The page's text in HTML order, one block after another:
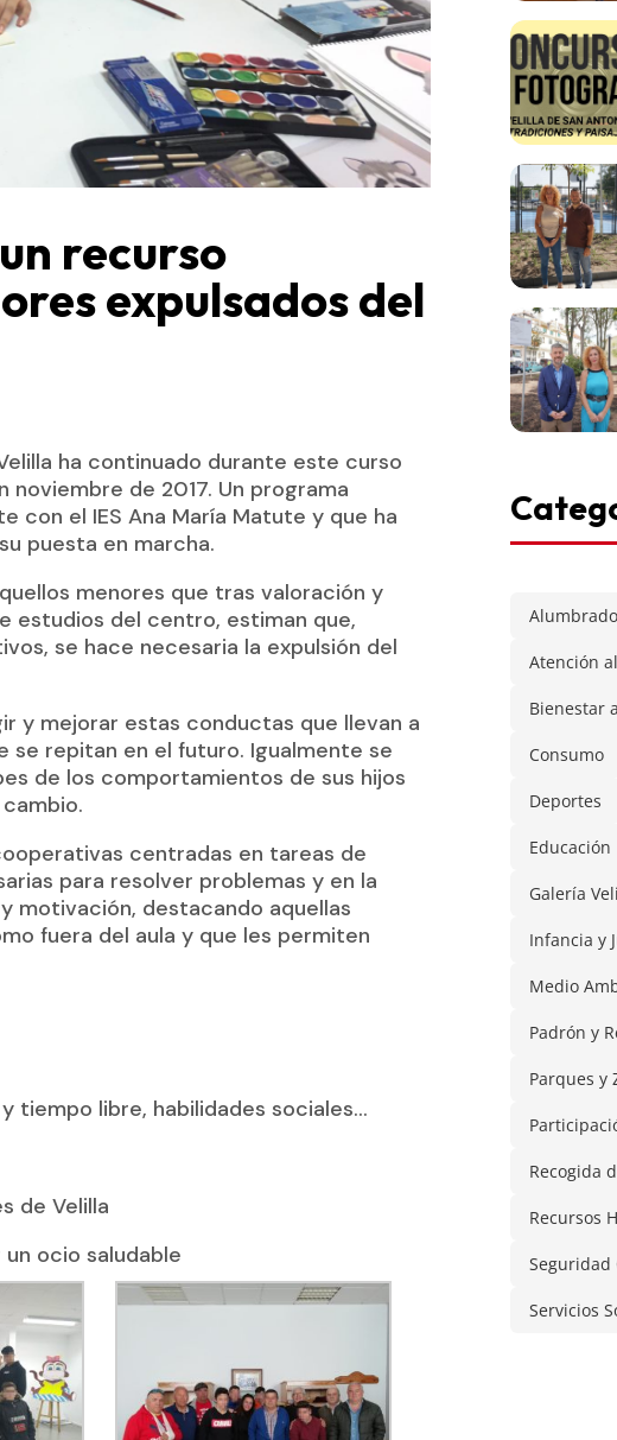
recurso
expulsados del
ha continuado durante este curso
de 2017. Un programa
el IES Ana María Matute y que ha
puesta en marcha.
menores que tras valoración y
estudios del centro, estiman que,
se hace necesaria la expulsión del
y mejorar estas conductas que llevan a
se repitan en el futuro. Igualmente se
de los comportamientos de sus hijos
centradas en tareas de
para resolver problemas y en la
motivación, destacando aquellas
fuera del aula y que les permiten
tiempo libre, habilidades sociales…
de Velilla
ocio saludable
Atención
Bienestar
Consumo
Deportes
Educación
Galería
Infancia y
Medio
Padrón y
Parques y
Recogida
Recursos
Seguridad
Servicios